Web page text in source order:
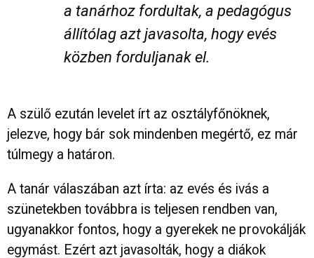
a tanárhoz fordultak, a pedagógus
állítólag azt javasolta, hogy evés
közben forduljanak el.
A szülő ezután levelet írt az osztályfőnöknek,
jelezve, hogy bár sok mindenben megértő, ez már
túlmegy a határon.
A tanár válaszában azt írta: az evés és ivás a
szünetekben továbbra is teljesen rendben van,
ugyanakkor fontos, hogy a gyerekek ne provokálják
egymást. Ezért azt javasolták, hogy a diákok